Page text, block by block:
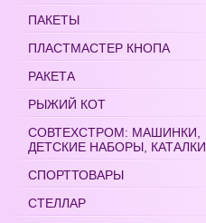
ПАКЕТЫ
ПЛАСТМАСТЕР КНОПА
РАКЕТА
РЫЖИЙ КОТ
СОВТЕХСТРОМ: МАШИНКИ,
ДЕТСКИЕ НАБОРЫ, КАТАЛКИ
СПОРТТОВАРЫ
СТЕЛЛАР